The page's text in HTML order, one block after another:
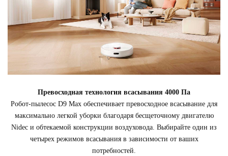
Превосходная технология всасывания 4000 Па
Робот-пылесос D9 Max обеспечивает превосходное всасывание для
максимально легкой уборки благодаря бесщеточному двигателю
Nidec и обтекаемой конструкции воздуховода. Выбирайте один из
четырех режимов всасывания в зависимости от ваших
потребностей.